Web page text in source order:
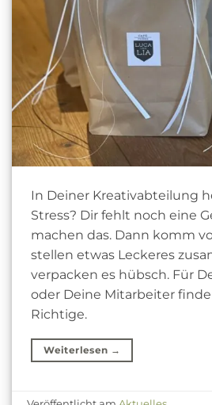
In Deiner Kreativabteilung
Stress? Dir fehlt noch eine
machen das. Dann komm
stellen etwas Leckeres
verpacken es hübsch. Für
oder Deine Mitarbeiter
Richtige.
Weiterlesen →